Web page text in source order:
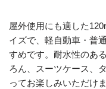
屋外使用にも適した
イズで、軽自動車・普
すめです。耐水性のあ
ろん、スーツケース、
ってお楽しみいただけ